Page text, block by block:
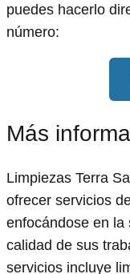
puedes hacerlo
número:
Más
Limpiezas Terra
ofrecer servicios
enfocándose en la
calidad de sus
servicios incluye